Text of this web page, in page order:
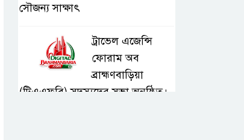
সৌজন্য সাক্ষাৎ
ট্রাভেল এজেন্সি
ফোরাম অব
ব্রাহ্মণবাড়িয়া
(টিএএফবি) সদস্যদের সভা অনুষ্ঠিত।